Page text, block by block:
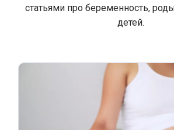
статьями про беременность,
детей.